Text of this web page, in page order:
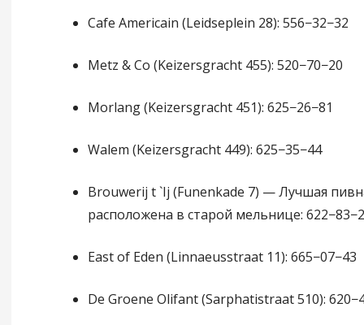
Cafe Americain (Leidseplein 28): 556−32−32
Metz & Co (Keizersgracht 455): 520−70−20
Morlang (Keizersgracht 451): 625−26−81
Walem (Keizersgracht 449): 625−35−44
Brouwerij t `Ij (Funenkade 7) — Лучшая
расположена в старой мельнице:
East of Eden (Linnaeusstraat 11): 665−07−43
De Groene Olifant (Sarphatistraat 510):